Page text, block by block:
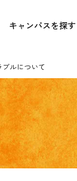
キャンパスを探す
ブルについて